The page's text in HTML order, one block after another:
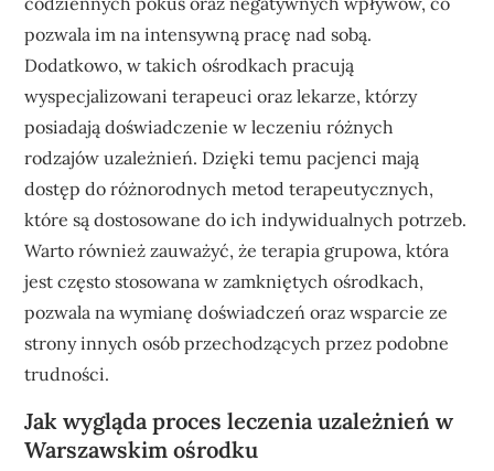
pozwala im na intensywną pracę nad sobą.
Dodatkowo, w takich ośrodkach pracują
wyspecjalizowani terapeuci oraz lekarze, którzy
posiadają doświadczenie w leczeniu różnych
rodzajów uzależnień. Dzięki temu pacjenci mają
dostęp do różnorodnych metod terapeutycznych,
które są dostosowane do ich indywidualnych potrzeb.
Warto również zauważyć, że terapia grupowa, która
jest często stosowana w zamkniętych ośrodkach,
pozwala na wymianę doświadczeń oraz wsparcie ze
strony innych osób przechodzących przez podobne
trudności.
Jak wygląda proces leczenia uzależnień w
Warszawskim ośrodku